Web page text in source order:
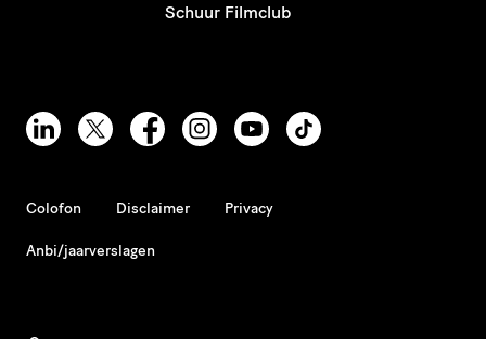
Schuur Filmclub
Colofon Disclaimer Privacy
Anbi/jaarverslagen